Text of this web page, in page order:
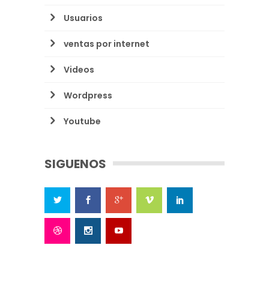
Usuarios
ventas por internet
Videos
Wordpress
Youtube
SIGUENOS